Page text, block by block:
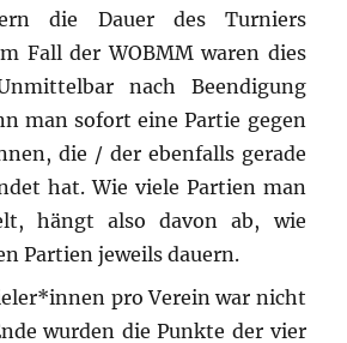
die Dauer des Turniers
Fall der WOBMM waren dies
nach Beendigung
man sofort eine Partie gegen
die / der ebenfalls gerade
hat. Wie viele Partien man
hängt also davon ab, wie
Partien jeweils dauern.
pro Verein war nicht
wurden die Punkte der vier